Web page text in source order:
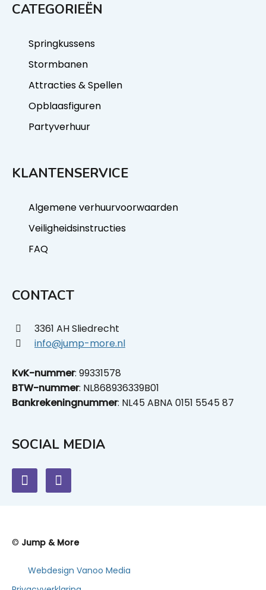
CATEGORIEËN
Springkussens
Stormbanen
Attracties & Spellen
Opblaasfiguren
Partyverhuur
KLANTENSERVICE
Algemene verhuurvoorwaarden
Veiligheidsinstructies
FAQ
CONTACT
3361 AH Sliedrecht
info@jump-more.nl
KvK-nummer: 99331578
BTW-nummer: NL868936339B01
Bankrekeningnummer: NL45 ABNA 0151 5545 87
SOCIAL MEDIA
© Jump & More
Webdesign Vanoo Media